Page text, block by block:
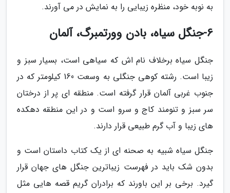
به نوبه خود، منظره زیبایی را به نمایش در می آورند.
6-جنگل سیاه، بادن وورتمبرگ، آلمان
جنگل سیاه برخلاف نام اش که سیاهی است، بسیار سبز و
زیبا است. رشته کوهی جنگلی به وسعت 160 کیلومتر که در
جنوب غربی آلمان قرار گرفته است. منطقه ای پر از درختان
سر سبز و تنومند کاج و سرو است و در این منطقه دهکده
های زیبا و آب گرم طبیعی قرار دارند.
جنگل سیاه شبیه به صحنه ای از یک کتاب داستان است و
بدون شک باید در فهرست زیباترین جنگل های جهان قرار
گیرد. برخی بر این باورند که برادران گریم قصه هایی مثل